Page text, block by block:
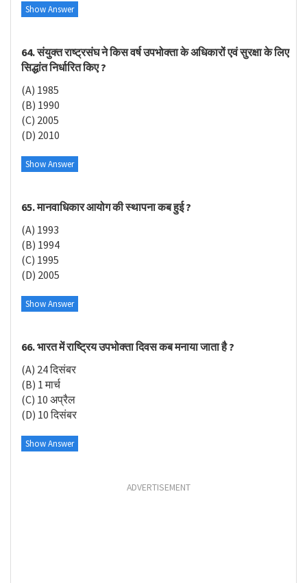
Show Answer
64. संयुक्त राष्ट्रसंघ ने किस वर्ष उपभोक्ता के अधिकारों एवं सुरक्षा के लिए
सिद्धांत निर्धारित किए ?
(A) 1985
(B) 1990
(C) 2005
(D) 2010
Show Answer
65. मानवाधिकार आयोग की स्थापना कब हुई ?
(A) 1993
(B) 1994
(C) 1995
(D) 2005
Show Answer
66. भारत में राष्ट्रिय उपभोक्ता दिवस कब मनाया जाता है ?
(A) 24 दिसंबर
(B) 1 मार्च
(C) 10 अप्रैल
(D) 10 दिसंबर
Show Answer
ADVERTISEMENT